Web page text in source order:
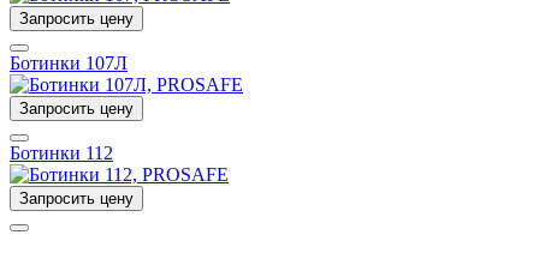
Запросить цену
Ботинки 107Л
Запросить цену
Ботинки 112
Запросить цену